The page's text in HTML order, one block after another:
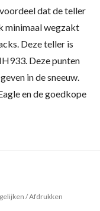
dat de teller
minimaal wegzakt
Deze teller is
Deze punten
in de sneeuw.
en de goedkope
/Afdrukken